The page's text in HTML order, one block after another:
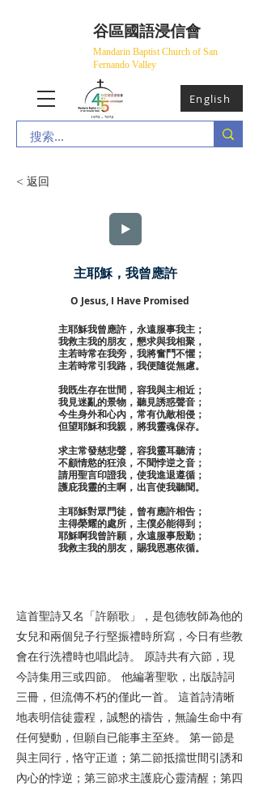
​谷區國語浸信會
Mandarin Baptist Church of San
Fernando Valley
English
< 返回
主耶穌，我曾應許
O Jesus, I Have Promised
主耶穌我曾應許，永遠服事我主；
我救主我的朋友，懇求與我相聚，
主若時常在我旁，我將奮鬥不懼；
主若時常引我路，我便隨從無慮。
我既生存在世間，容我與主相近；
我見迷亂的景物，聽見誘惑聲音；
今生身外和心內，常有仇敵相侵；
但望耶穌和我親，將我靈魂保存。
求主常發慈悲聲，容我靈耳聽清；
不顧情慾的狂浪，不聞悖逆之音；
請用聖言印證我，使我進退遵循；
護庇我靈的主啊，出言使我聽聞。
主耶穌對眾門徒，曾有應許相告；
主得榮耀的處所，主僕必能得到；
耶穌啊我曾許願，永遠服事殷勤；
我救主我的朋友，賜我恩惠依循。
這首聖詩又名「許願歌」，是包德牧師為他的
女兒和兩個兒子行堅振禮時所寫，今日有些教
會在行洗禮時也唱此詩。 原詩共有六節，現
今詩集用三或四節。 他編著聖歌，出版詩詞
三冊，但流傳不朽的僅此一首。 這首詩清晰
地表明信徒靈程，誠懇的禱告，無論生命中有
任何變動，但願自已能事主至終。 第一節是
與主同行，恪守正道；第二節抵擋世間引誘和
內心的悖逆；第三節求主護庇心靈清醒；第四